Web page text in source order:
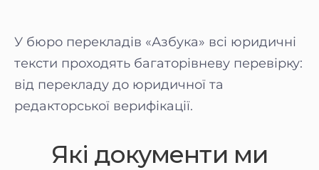
У бюро перекладів «Азбука» всі юридичні
тексти проходять багаторівневу перевірку:
від перекладу до юридичної та
редакторської верифікації.
Які документи ми